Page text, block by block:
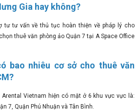
Gia hay không?
tư tư vấn về thủ tục hoàn thiện về pháp lý cho
thuê văn phòng ảo Quận 7 tại A Space Office
bao nhiêu cơ sở cho thuê văn
Arental Vietnam hiện có mặt ở 6 khu vực vực là:
7, Quận Phú Nhuận và Tân Bình.